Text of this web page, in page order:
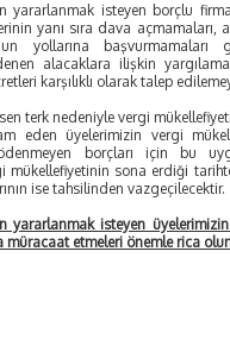
isteyen borçlu
yanı sıra dava açmamaları,
yollarına başvurmamaları
alacaklara ilişkin
karşılıklı olarak talep
terk nedeniyle vergi
eden üyelerimizin vergi
borçları için bu
mükellefiyetinin sona erdiği
ise tahsilinden vazgeçilecektir.
yararlanmak isteyen
müracaat etmeleri önemle rica